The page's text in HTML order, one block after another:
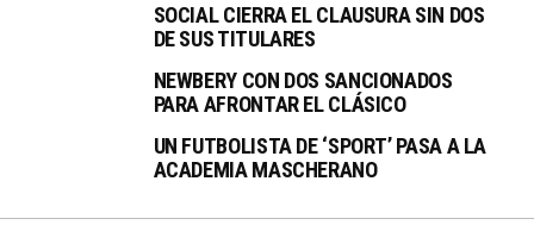
SOCIAL CIERRA EL CLAUSURA SIN DOS
DE SUS TITULARES
NEWBERY CON DOS SANCIONADOS
PARA AFRONTAR EL CLÁSICO
UN FUTBOLISTA DE ‘SPORT’ PASA A LA
ACADEMIA MASCHERANO